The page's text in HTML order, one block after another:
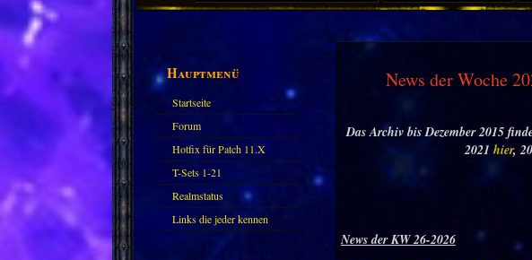
Hauptmenü
Startseite
Forum
Hotfix für Patch 11.X
T-Sets 1-21
Realmstatus
Links die jeder kennen
News der Woche
Das Archiv bis Dezember 2015
2021 hier,
News der KW 26-2026